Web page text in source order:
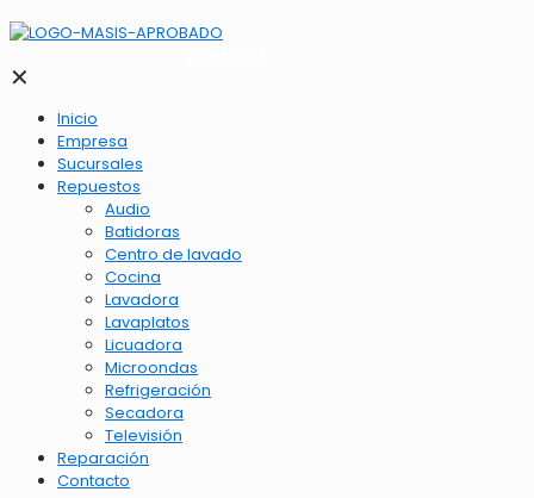
✕
Inicio
Empresa
Sucursales
Repuestos
Audio
Batidoras
Centro de lavado
Cocina
Lavadora
Lavaplatos
Licuadora
Microondas
Refrigeración
Secadora
Televisión
Reparación
Contacto